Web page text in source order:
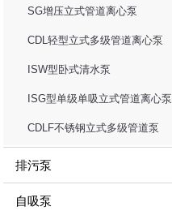
SG增压立式管道离心泵
CDL轻型立式多级管道离心泵
ISW型卧式清水泵
ISG型单级单吸立式管道离心泵
CDLF不锈钢立式多级管道泵
排污泵
自吸泵